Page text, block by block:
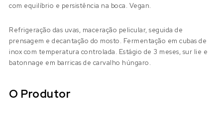
com equilíbrio e persistência na boca. Vegan.
Refrigeração das uvas, maceração pelicular, seguida de
prensagem e decantação do mosto. Fermentação em cubas de
inox com temperatura controlada. Estágio de 3 meses, sur lie e
batonnage em barricas de carvalho húngaro.
O Produtor